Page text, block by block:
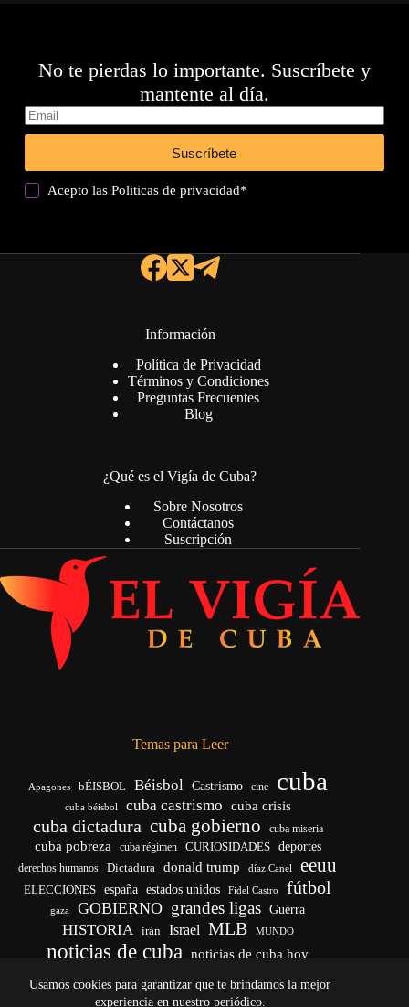
Usamos cookies para garantizar que te brindamos la mejor
experiencia en nuestro periódico.
No te pierdas lo importante. Suscríbete y
mantente al día.
Suscríbete
Acepto lasPoliticas de privacidad*
Información
Política de Privacidad
Términos y Condiciones
Preguntas Frecuentes
Blog
¿Qué es el Vigía de Cuba?
Sobre Nosotros
Contáctanos
Suscripción
Temas para Leer
Apagones bÉISBOL Béisbol Castrismo cine cuba
cuba béisbol cuba castrismo cuba crisis
cuba dictadura cuba gobierno cuba miseria
cuba pobreza cuba régimen CURIOSIDADES deportes
derechos humanos Dictadura donald trump díaz Canel eeuu
ELECCIONES españa estados unidos Fidel Castro fútbol
gaza GOBIERNO grandes ligas Guerra
HISTORIA irán Israel MLB MUNDO
noticias de cuba
noticias de cuba hoy
vida yankees